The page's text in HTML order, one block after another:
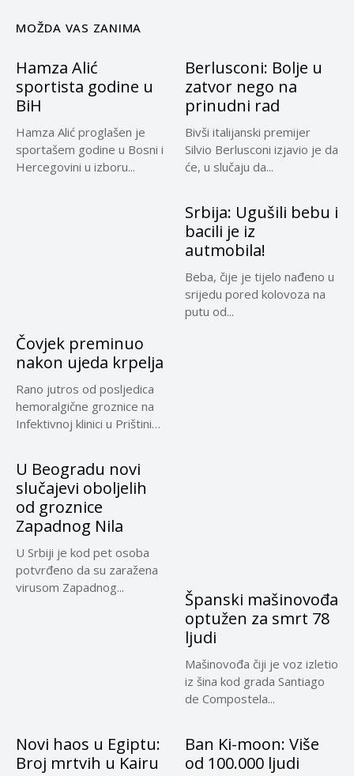
MOŽDA VAS ZANIMA
Hamza Alić
sportista godine u
BiH
Hamza Alić proglašen je
sportašem godine u Bosni i
Hercegovini u izboru...
Berlusconi: Bolje u
zatvor nego na
prinudni rad
Bivši italijanski premijer
Silvio Berlusconi izjavio je da
će, u slučaju da...
Čovjek preminuo
nakon ujeda krpelja
Rano jutros od posljedica
hemoralgične groznice na
Infektivnoj klinici u Prištini
Srbija: Ugušili bebu i
bacili je iz
autmobila!
Beba, čije je tijelo nađeno u
srijedu pored kolovoza na
putu od...
U Beogradu novi
slučajevi oboljelih
od groznice
Zapadnog Nila
U Srbiji je kod pet osoba
potvrđeno da su zaražena
virusom Zapadnog...
Španski mašinovođa
optužen za smrt 78
ljudi
Mašinovođa čiji je voz izletio
iz šina kod grada Santiago
de Compostela...
Novi haos u Egiptu:
Broj mrtvih u Kairu
Ban Ki-moon: Više
od 100.000 ljudi